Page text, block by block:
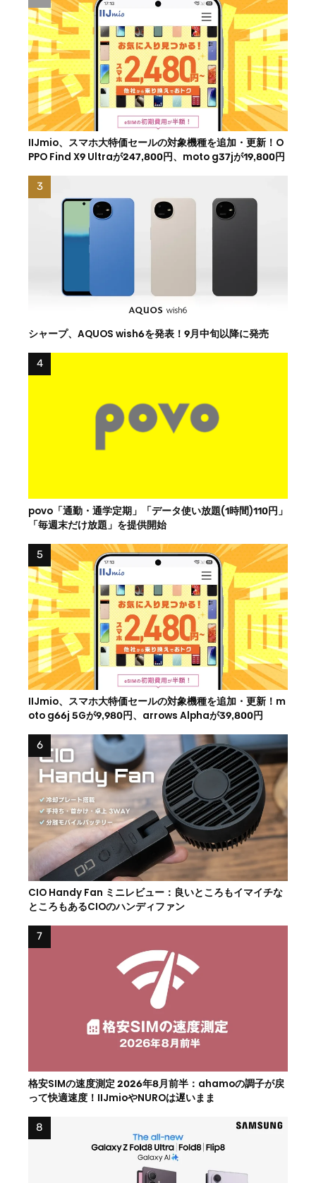
IIJmio、スマホ大特価セールの対象機種を追加・更新！O
PPO Find X9 Ultraが247,800円、moto g37jが19,800円
シャープ、AQUOS wish6を発表！9月中旬以降に発売
povo「通勤・通学定期」「データ使い放題(1時間)110円」
「毎週末だけ放題」を提供開始
IIJmio、スマホ大特価セールの対象機種を追加・更新！m
oto g66j 5Gが9,980円、arrows Alphaが39,800円
CIO Handy Fan ミニレビュー：良いところもイマイチな
ところもあるCIOのハンディファン
格安SIMの速度測定 2026年8月前半：ahamoの調子が戻
って快適速度！IIJmioやNUROは遅いまま